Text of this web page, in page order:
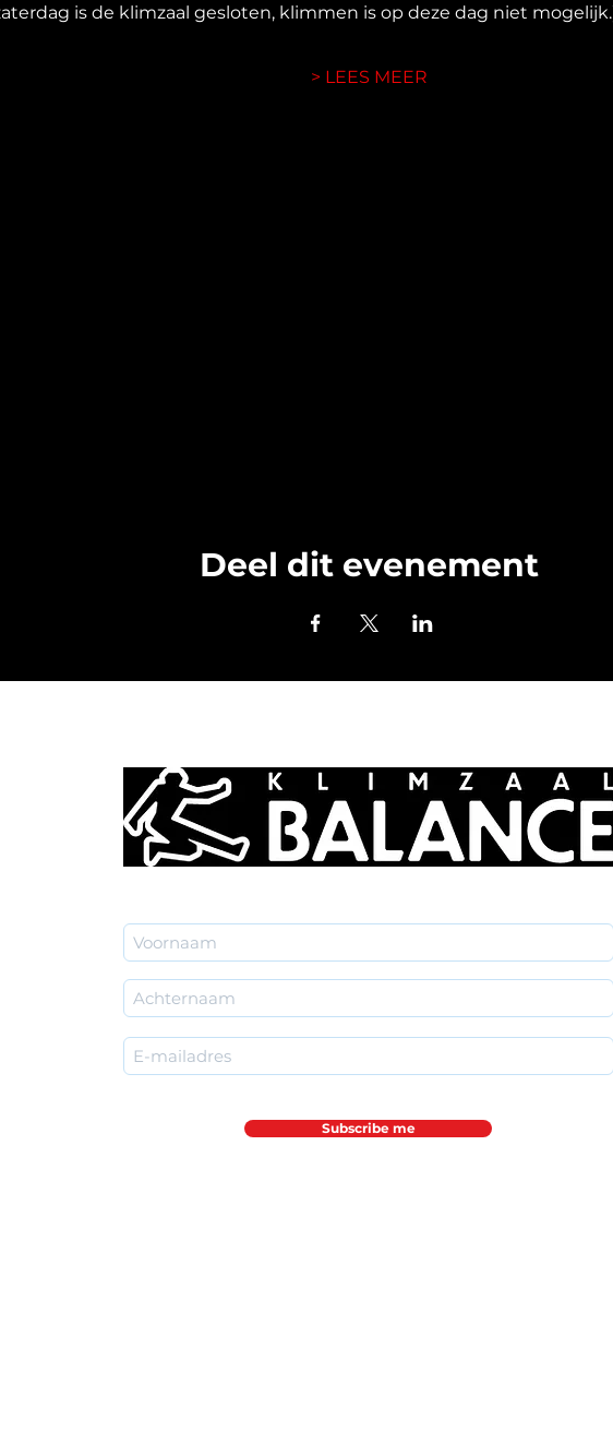
is de klimzaal gesloten, klimmen is op deze dag niet
> LEES MEER
Deel dit evenement
Subscribe me